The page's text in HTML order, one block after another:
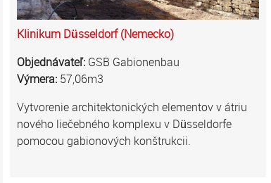
Klinikum Düsseldorf (Nemecko)
Objednávateľ: GSB Gabionenbau
Výmera: 57,06m3
Vytvorenie architektonických elementov v átriu
nového liečebného komplexu v Düsseldorfe
pomocou gabionových konštrukcii.